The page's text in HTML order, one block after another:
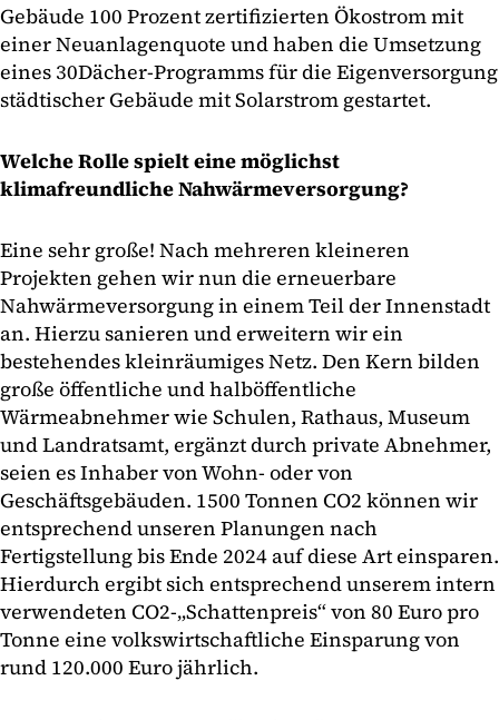
Gebäude 100 Prozent zertifizierten Ökostrom mit
einer Neuanlagenquote und haben die Umsetzung
eines 30Dächer-Programms für die Eigenversorgung
städtischer Gebäude mit Solarstrom gestartet.
Welche Rolle spielt eine möglichst
klimafreundliche Nahwärmeversorgung?
Eine sehr große! Nach mehreren kleineren
Projekten gehen wir nun die erneuerbare
Nahwärmeversorgung in einem Teil der Innenstadt
an. Hierzu sanieren und erweitern wir ein
bestehendes kleinräumiges Netz. Den Kern bilden
große öffentliche und halböffentliche
Wärmeabnehmer wie Schulen, Rathaus, Museum
und Landratsamt, ergänzt durch private Abnehmer,
seien es Inhaber von Wohn- oder von
Geschäftsgebäuden. 1500 Tonnen CO2 können wir
entsprechend unseren Planungen nach
Fertigstellung bis Ende 2024 auf diese Art einsparen.
Hierdurch ergibt sich entsprechend unserem intern
verwendeten CO2-„Schattenpreis“ von 80 Euro pro
Tonne eine volkswirtschaftliche Einsparung von
rund 120.000 Euro jährlich.